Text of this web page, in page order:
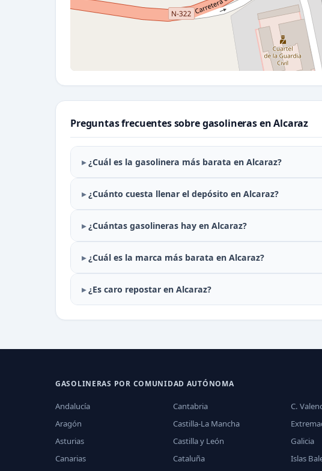
Preguntas frecuentes sobre gasolineras en Alcaraz
¿Cuál es la gasolinera más barata en Alcaraz?
¿Cuánto cuesta llenar el depósito en Alcaraz?
¿Cuántas gasolineras hay en Alcaraz?
¿Cuál es la marca más barata en Alcaraz?
¿Es caro repostar en Alcaraz?
GASOLINERAS POR COMUNIDAD AUTÓNOMA
Andalucía
Aragón
Asturias
Canarias
Cantabria
Castilla-La Mancha
Castilla y León
Cataluña
C.
Galicia
Islas